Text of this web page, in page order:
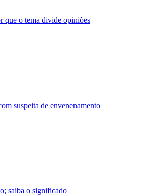
que o tema divide opiniões
suspeita de envenenamento
saiba o significado